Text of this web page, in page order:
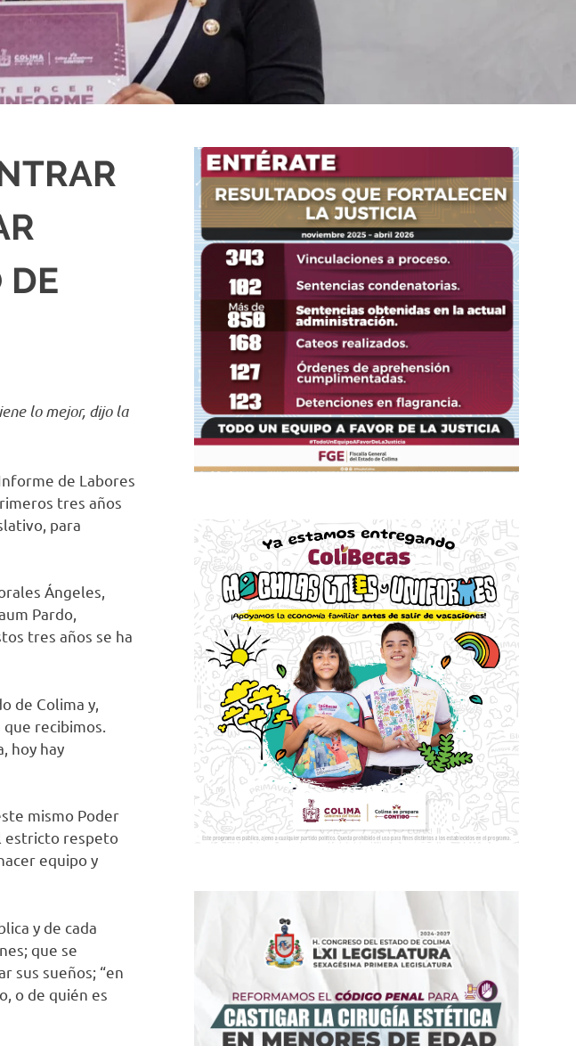
DE
lo mejor, dijo la
de Labores
tres años
para
Ángeles,
Pardo,
tres años se ha
de Colima y,
recibimos.
hoy hay
mismo Poder
estricto respeto
equipo y
y de cada
que se
sus sueños; “en
o de quién es